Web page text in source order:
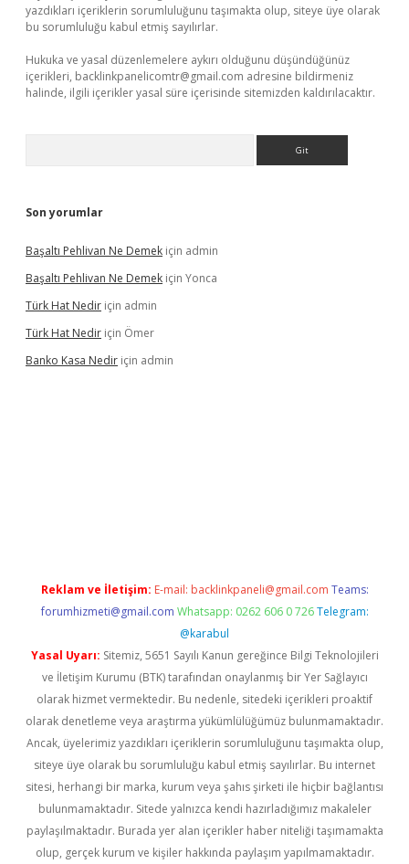
yazdıkları içeriklerin sorumluluğunu taşımakta olup, siteye üye olarak
bu sorumluluğu kabul etmiş sayılırlar.
Hukuka ve yasal düzenlemelere aykırı olduğunu düşündüğünüz
içerikleri, backlinkpanelicomtr@gmail.com adresine bildirmeniz
halinde, ilgili içerikler yasal süre içerisinde sitemizden kaldırılacaktır.
Son yorumlar
Başaltı Pehlivan Ne Demek için admin
Başaltı Pehlivan Ne Demek için Yonca
Türk Hat Nedir için admin
Türk Hat Nedir için Ömer
Banko Kasa Nedir için admin
Reklam ve İletişim: E-mail: backlinkpaneli@gmail.com Teams:
forumhizmeti@gmail.com Whatsapp: 0262 606 0 726 Telegram:
@karabul
Yasal Uyarı: Sitemiz, 5651 Sayılı Kanun gereğince Bilgi Teknolojileri
ve İletişim Kurumu (BTK) tarafından onaylanmış bir Yer Sağlayıcı
olarak hizmet vermektedir. Bu nedenle, sitedeki içerikleri proaktif
olarak denetleme veya araştırma yükümlülüğümüz bulunmamaktadır.
Ancak, üyelerimiz yazdıkları içeriklerin sorumluluğunu taşımakta olup,
siteye üye olarak bu sorumluluğu kabul etmiş sayılırlar. Bu internet
sitesi, herhangi bir marka, kurum veya şahıs şirketi ile hiçbir bağlantısı
bulunmamaktadır. Sitede yalnızca kendi hazırladığımız makaleler
paylaşılmaktadır. Burada yer alan içerikler haber niteliği taşımamakta
olup, gerçek kurum ve kişiler hakkında paylaşım yapılmamaktadır.